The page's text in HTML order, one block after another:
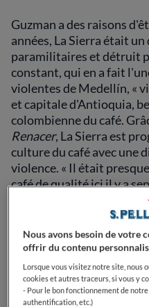
Guzman a des raisons
années, La Sierra était
paramilitaires et détruit
constant, qui en a fait
violentes de Medellín, «
et capitale d'Antioquia,
colombienne du café.
Renacer, La Sierra est
culture du café avec une
violence. « Il était
café de qualité ici il y a
fondateurs. « C'était une
groupes paramilitaires.
familles se consacrent
sont associées àRenacer
café que nous
régions du monde », dit-il.
Nous avons besoin de votre
offrir du contenu
Lorsque vous visitez notre site, nous
cookies et autres traceurs, si vous y
- Pour le bon fonctionnement de
authentification, etc.)